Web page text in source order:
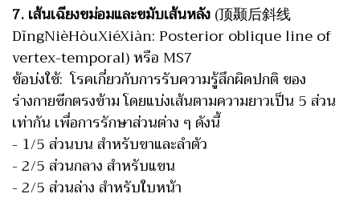
7. เส้นเฉียงขม่อมและขมับเส้นหลัง(顶颞后斜线
DǐngNièHòuXiéXiàn: Posterior oblique line of
vertex-temporal) หรือ MS7
ข้อบ่งใช้: โรคเกี่ยวกับการรับความรู้สึกผิดปกติ ของ
ร่างกายซีกตรงข้าม โดยแบ่งเส้นตามความยาวเป็น 5 ส่วน
เท่ากัน เพื่อการรักษาส่วนต่าง ๆ ดังนี้
- 1/5 ส่วนบน สำหรับขาและลำตัว
- 2/5 ส่วนกลาง สำหรับแขน
- 2/5 ส่วนล่าง สำหรับใบหน้า